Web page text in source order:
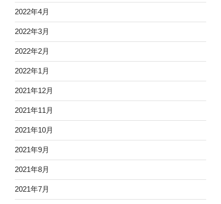
2022年4月
2022年3月
2022年2月
2022年1月
2021年12月
2021年11月
2021年10月
2021年9月
2021年8月
2021年7月